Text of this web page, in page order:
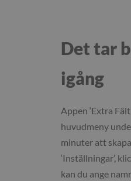
Det tar
igång
Appen ‘Extra
huvudmeny
minuter att
‘Inställningar’,
kan du ange